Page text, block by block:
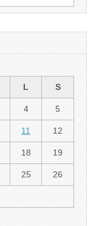
L S
4 5
11 12
18 19
25 26